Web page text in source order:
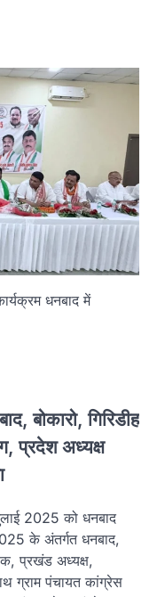
धनबाद में
बोकारो, गिरिडीह
प्रदेश अध्यक्ष
2025 को धनबाद
के अंतर्गत धनबाद,
प्रखंड अध्यक्ष,
ग्राम पंचायत कांग्रेस